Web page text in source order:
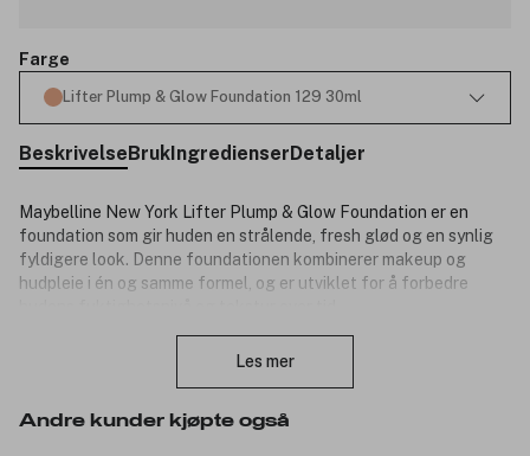
Farge
Lifter Plump & Glow Foundation 129 30ml
BeskrivelseBrukIngredienserDetaljer
Maybelline New York Lifter Plump & Glow Foundation er en
foundation som gir huden en strålende, fresh glød og en synlig
fyldigere look. Denne foundationen kombinerer makeup og
hudpleie i én og samme formel, og er utviklet for å forbedre
niacinamid og hyaluronsyre, som bidrar til å tilføre fukt, jevne ut
huden og fremheve hudens naturlige glød. Resultatet er en
behagelig foundation med medium dekning som ikke legger seg i
Les mer
Andre kunder kjøpte også